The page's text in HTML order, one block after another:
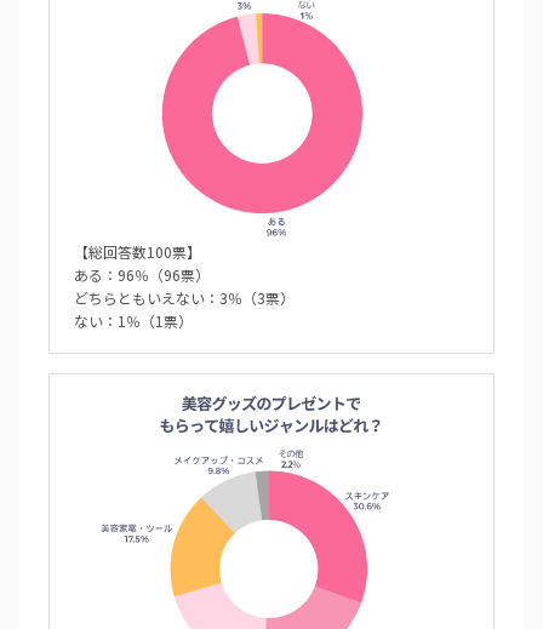
【総回答数100票】
ある：96％（96票）
どちらともいえない：3％（3票）
ない：1％（1票）